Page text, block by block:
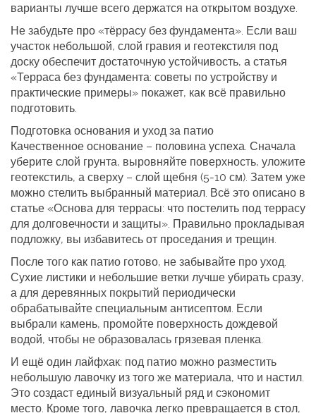
варианты лучше всего держатся на открытом воздухе.
Не забудьте про «тёррасу без фундамента». Если ваш
участок небольшой, слой гравия и геотекстиля под
доску обеспечит достаточную устойчивость, а статья
«Терраса без фундамента: советы по устройству и
практические примеры» покажет, как всё правильно
подготовить.
Подготовка основания и уход за патио
Качественное основание – половина успеха. Сначала
уберите слой грунта, выровняйте поверхность, уложите
геотекстиль, а сверху – слой щебня (5‑10 см). Затем уже
можно стелить выбранный материал. Всё это описано в
статье «Основа для террасы: что постелить под террасу
для долговечности и защиты». Правильно прокладывая
подложку, вы избавитесь от проседания и трещин.
После того как патио готово, не забывайте про уход.
Сухие листики и небольшие ветки лучше убирать сразу,
а для деревянных покрытий периодически
обрабатывайте специальным антисептом. Если
выбрали камень, промойте поверхность дождевой
водой, чтобы не образовалась грязевая пленка.
И ещё один лайфхак: под патио можно разместить
небольшую лавочку из того же материала, что и настил.
Это создаст единый визуальный ряд и сэкономит
место. Кроме того, лавочка легко превращается в стол,